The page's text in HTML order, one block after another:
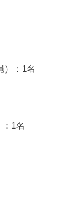
）：1名
：1名